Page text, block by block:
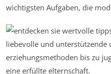
wichtigsten Aufgaben, die